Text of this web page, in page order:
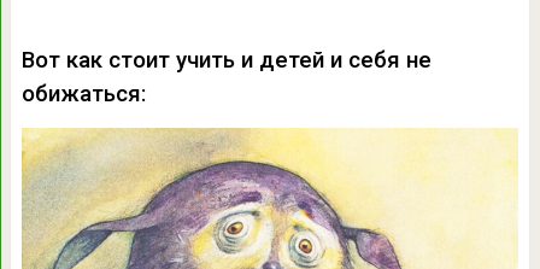
Вот как стоит учить и детей и себя не
обижаться: